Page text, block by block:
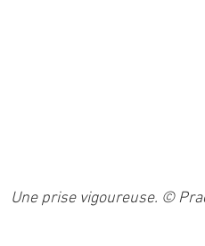
Une prise vigoureuse. ©